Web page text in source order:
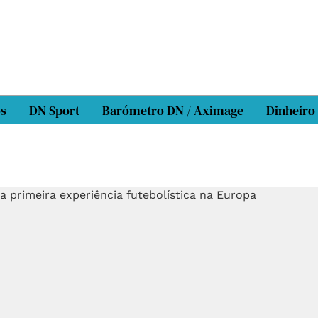
DN Sport Barómetro DN / Aximage Dinheiro